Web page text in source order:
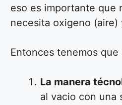
eso es importante que
necesita oxigeno (aire)
Entonces tenemos
La manera
al vacio con una